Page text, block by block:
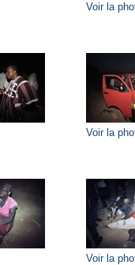
Voir la
Voir la
Voir la